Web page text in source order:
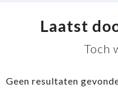
Laatst
Toch
Geen resultaten